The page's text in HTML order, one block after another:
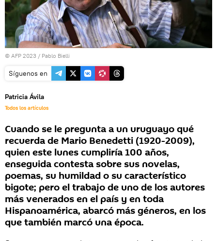
© AFP 2023 / Pablo Bielli
Síguenos en
Patricia Ávila
Todos los artículos
Cuando se le pregunta a un uruguayo qué
recuerda de Mario Benedetti (1920-2009),
quien este lunes cumpliría 100 años,
enseguida contesta sobre sus novelas,
poemas, su humildad o su característico
bigote; pero el trabajo de uno de los autores
más venerados en el país y en toda
Hispanoamérica, abarcó más géneros, en los
que también marcó una época.